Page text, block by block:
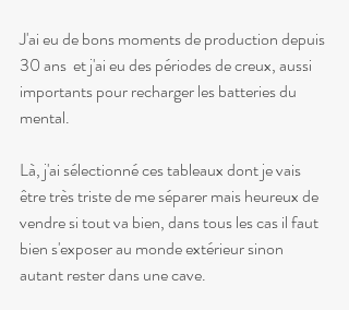
J'ai eu de bons moments de production depuis
30 ans  et j'ai eu des périodes de creux, aussi
importants pour recharger les batteries du
mental.
Là, j'ai sélectionné ces tableaux dont je vais
être très triste de me séparer mais heureux de
vendre si tout va bien, dans tous les cas il faut
bien s'exposer au monde extérieur sinon
autant rester dans une cave.